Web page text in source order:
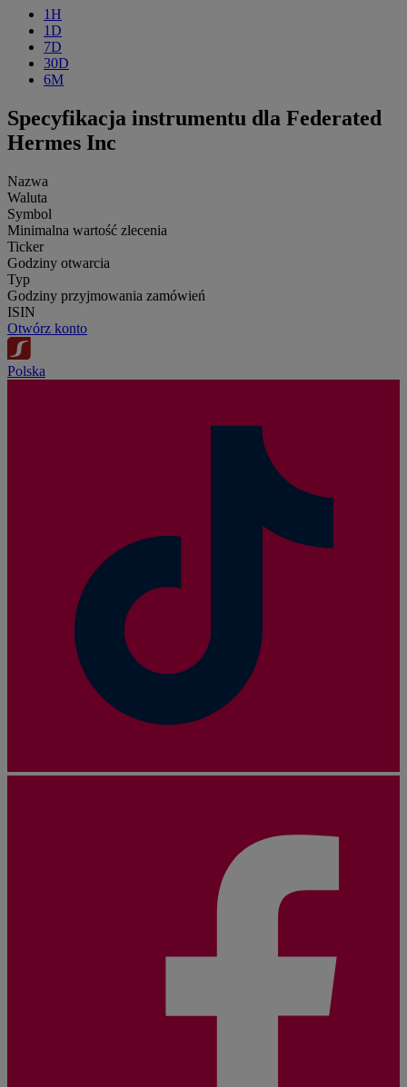
1H
1D
7D
30D
6M
Specyfikacja instrumentu dla Federated
Hermes Inc
Nazwa
Waluta
Symbol
Minimalna wartość zlecenia
Ticker
Godziny otwarcia
Typ
Godziny przyjmowania zamówień
ISIN
Otwórz konto
Polska